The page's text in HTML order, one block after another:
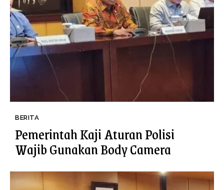
BERITA
Pemerintah Kaji Aturan Polisi
Wajib Gunakan Body Camera